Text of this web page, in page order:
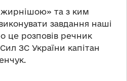
та з ким
завдання наші
це розповів речник
ЗС України капітан